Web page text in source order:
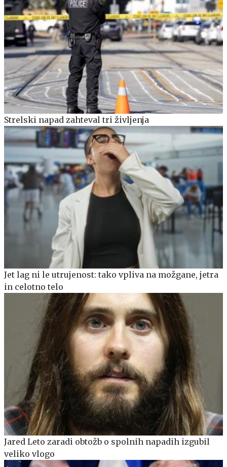
Strelski napad zahteval tri življenja
Jet lag ni le utrujenost: tako vpliva na možgane, jetra
in celotno telo
Jared Leto zaradi obtožb o spolnih napadih izgubil
veliko vlogo